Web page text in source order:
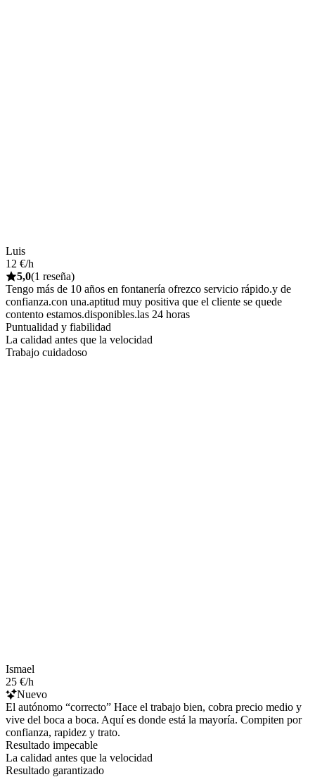
Luis
12 €/h
5,0(1 reseña)
Tengo más de 10 años en fontanería ofrezco servicio rápido.y de
confianza.con una.aptitud muy positiva que el cliente se quede
contento estamos.disponibles.las 24 horas
Puntualidad y fiabilidad
La calidad antes que la velocidad
Trabajo cuidadoso
Ismael
25 €/h
Nuevo
El autónomo “correcto” Hace el trabajo bien, cobra precio medio y
vive del boca a boca. Aquí es donde está la mayoría. Compiten por
confianza, rapidez y trato.
Resultado impecable
La calidad antes que la velocidad
Resultado garantizado